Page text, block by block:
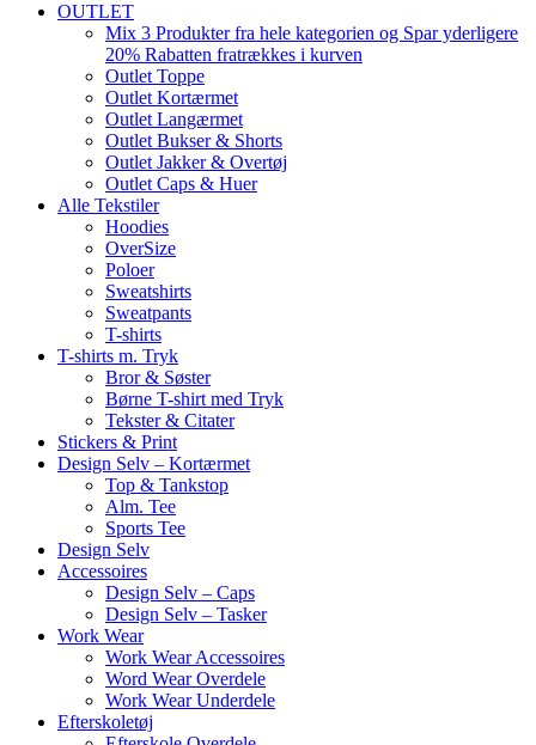
OUTLET
Mix 3 Produkter fra hele kategorien og Spar yderligere
20% Rabatten fratrækkes i kurven
Outlet Toppe
Outlet Kortærmet
Outlet Langærmet
Outlet Bukser & Shorts
Outlet Jakker & Overtøj
Outlet Caps & Huer
Alle Tekstiler
Hoodies
OverSize
Poloer
Sweatshirts
Sweatpants
T-shirts
T-shirts m. Tryk
Bror & Søster
Børne T-shirt med Tryk
Tekster & Citater
Stickers & Print
Design Selv – Kortærmet
Top & Tankstop
Alm. Tee
Sports Tee
Design Selv
Accessoires
Design Selv – Caps
Design Selv – Tasker
Work Wear
Work Wear Accessoires
Word Wear Overdele
Work Wear Underdele
Efterskoletøj